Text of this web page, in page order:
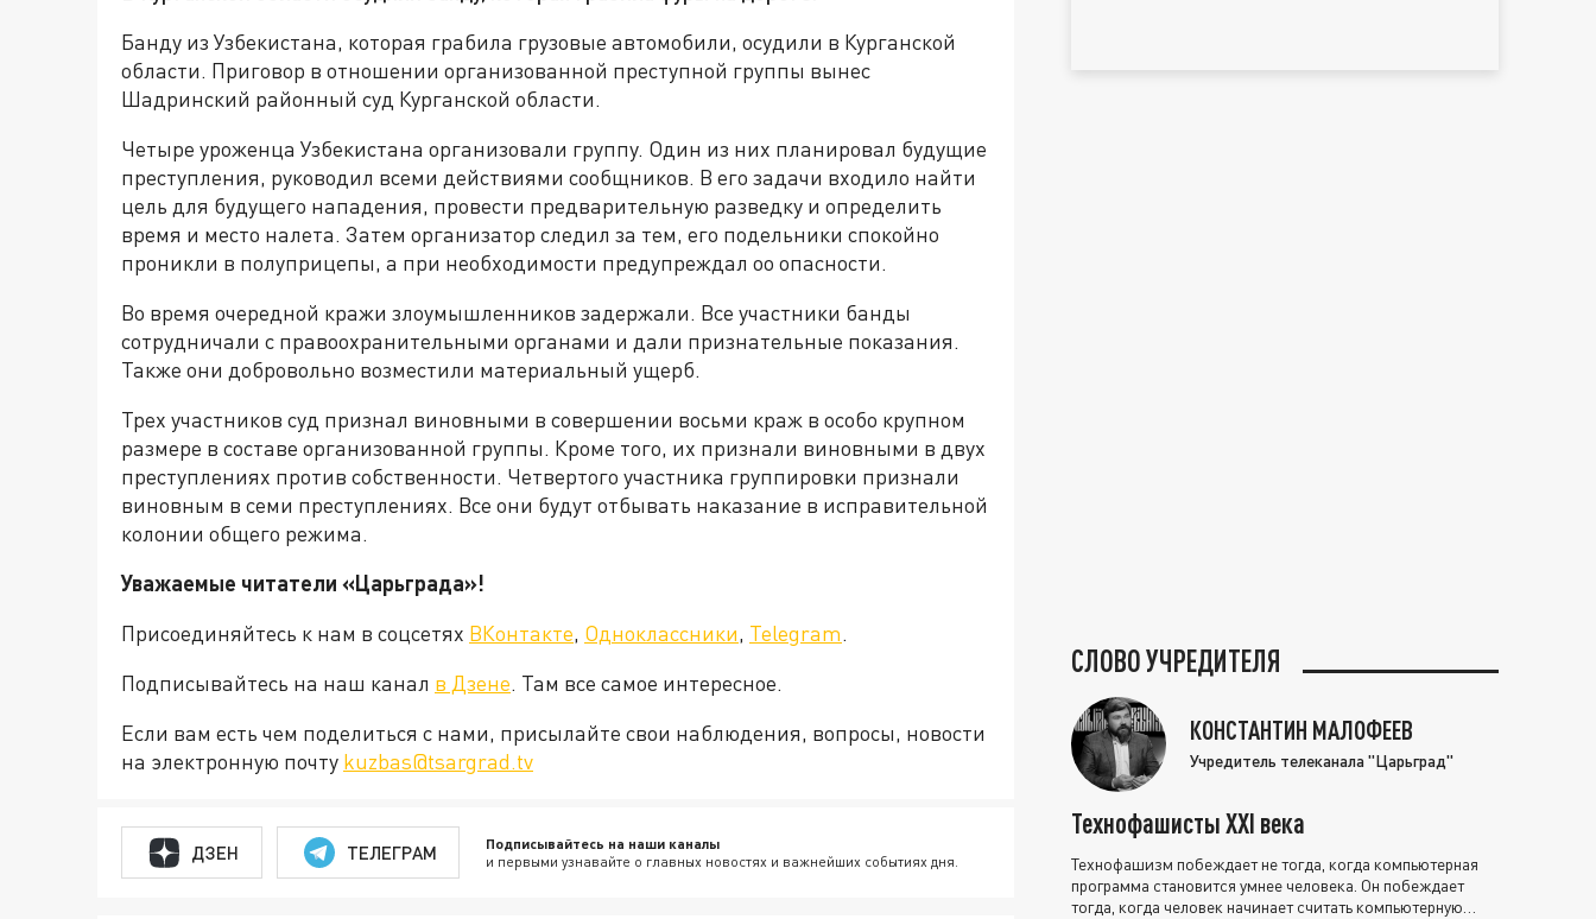
Банду из Узбекистана, которая грабила грузовые автомобили, осудили в Курганской
области. Приговор в отношении организованной преступной группы вынес
Шадринский районный суд Курганской области.
Четыре уроженца Узбекистана организовали группу. Один из них планировал будущие
преступления, руководил всеми действиями сообщников. В его задачи входило найти
цель для будущего нападения, провести предварительную разведку и определить
время и место налета. Затем организатор следил за тем, его подельники спокойно
проникли в полуприцепы, а при необходимости предупреждал оо опасности.
Во время очередной кражи злоумышленников задержали. Все участники банды
сотрудничали с правоохранительными органами и дали признательные показания.
Также они добровольно возместили материальный ущерб.
Трех участников суд признал виновными в совершении восьми краж в особо крупном
размере в составе организованной группы. Кроме того, их признали виновными в двух
преступлениях против собственности. Четвертого участника группировки признали
виновным в семи преступлениях. Все они будут отбывать наказание в исправительной
колонии общего режима.
Уважаемые читатели «Царьграда»!
Присоединяйтесь к нам в соцсетях ВКонтакте, Одноклассники, Telegram.
Подписывайтесь на наш канал в Дзене. Там все самое интересное.
Если вам есть чем поделиться с нами, присылайте свои наблюдения, вопросы, новости
на электронную почту kuzbas@tsargrad.tv
ДЗЕН ТЕЛЕГРАМ Подписывайтесь на наши каналы
и первыми узнавайте о главных новостях и важнейших событиях дня.
СЛОВО УЧРЕДИТЕЛЯ
КОНСТАНТИН МАЛОФЕЕВ
Учредитель телеканала "Царьград"
Технофашисты XXI века
Технофашизм побеждает не тогда, когда компьютерная
программа становится умнее человека. Он побеждает
тогда, когда человек начинает считать компьютерную